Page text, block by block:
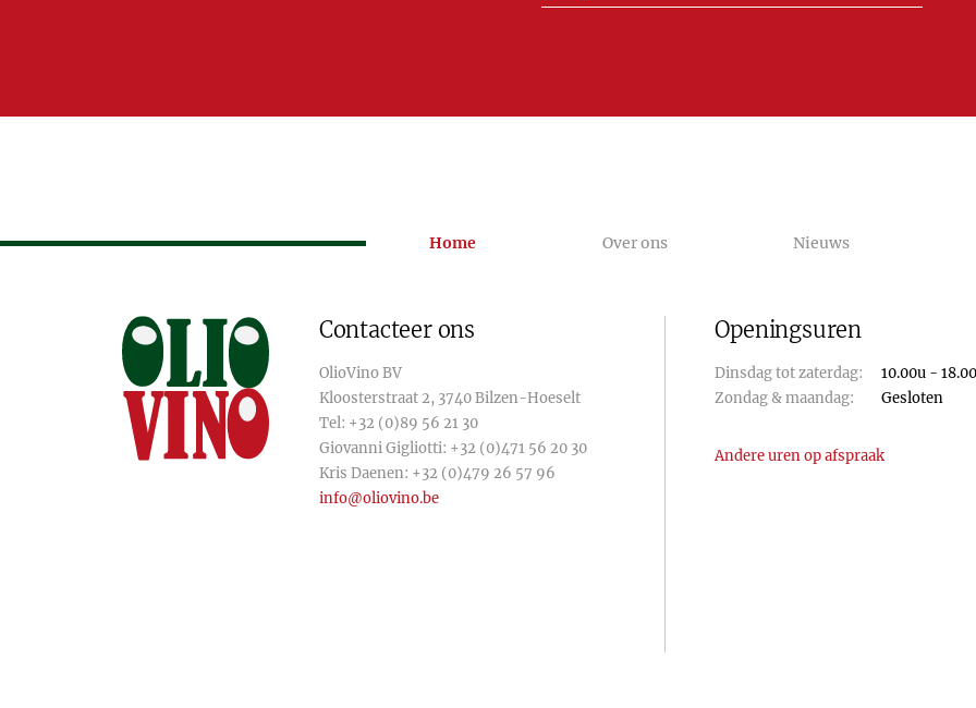
Home Over ons Nieuws
Contacteer ons
OlioVino BV
Kloosterstraat 2, 3740 Bilzen-Hoeselt
Tel: +32 (0)89 56 21 30
Giovanni Gigliotti: +32 (0)471 56 20 30
Kris Daenen: +32 (0)479 26 57 96
info@oliovino.be
Openingsuren
Dinsdag tot zaterdag:
10.00u -
Zondag & maandag:
Gesloten
Andere uren op afspraak